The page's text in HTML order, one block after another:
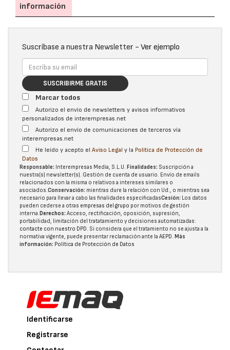
información
Suscríbase a nuestra Newsletter - Ver ejemplo
SUSCRIBIRME GRATIS
Marcar todos
Autorizo el envío de newsletters y avisos informativos
personalizados de interempresas.net
Autorizo el envío de comunicaciones de terceros vía
interempresas.net
He leído y acepto el Aviso Legal y la Política de Protección de
Datos
Responsable: Interempresas Media, S.L.U. Finalidades: Suscripción a
nuestra(s) newsletter(s). Gestión de cuenta de usuario. Envío de emails
relacionados con la misma o relativos a intereses similares o
asociados.Conservación: mientras dure la relación con Ud., o mientras sea
necesario para llevar a cabo las finalidades especificadasCesión: Los datos
pueden cederse a otras empresas del grupo por motivos de gestión
interna.Derechos: Acceso, rectificación, oposición, supresión,
portabilidad, limitación del tratatamiento y decisiones automatizadas:
contacte con nuestro DPD. Si considera que el tratamiento no se ajusta a la
normativa vigente, puede presentar reclamación ante la AEPD. Más
información: Política de Protección de Datos
Identificarse
Registrarse